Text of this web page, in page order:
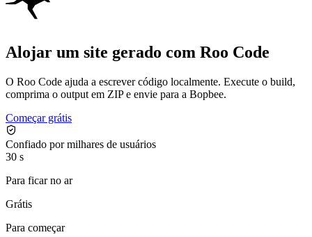
Alojar um site gerado com Roo Code
O Roo Code ajuda a escrever código localmente. Execute o build,
comprima o output em ZIP e envie para a Bopbee.
Começar grátis
Confiado por milhares de usuários
30 s
Para ficar no ar
Grátis
Para começar